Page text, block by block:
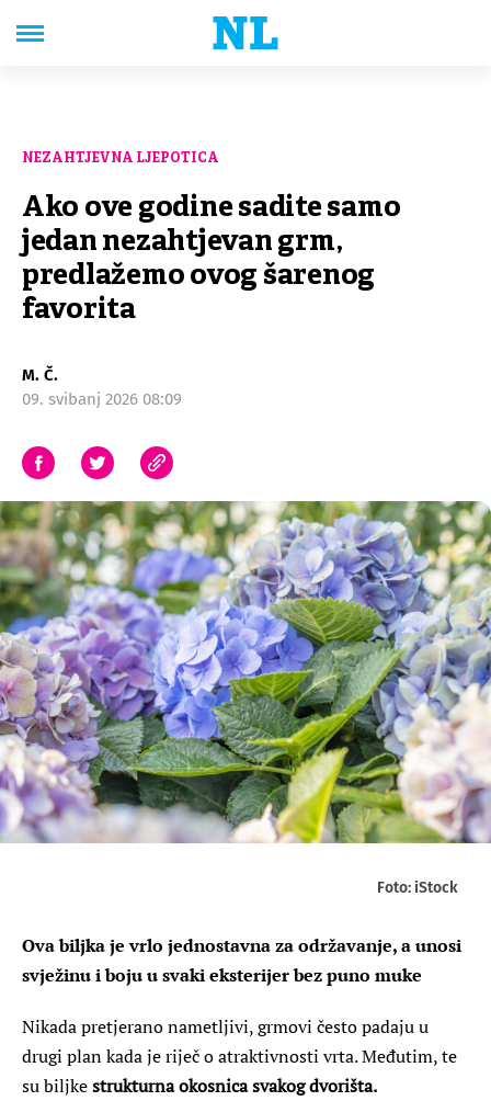
NEZAHTJEVNA LJEPOTICA
Ako ove godine sadite samo
jedan nezahtjevan grm,
predlažemo ovog šarenog
favorita
M. Č.
09. svibanj 2026 08:09
Foto: iStock
Ova biljka je vrlo jednostavna za održavanje, a unosi
svježinu i boju u svaki eksterijer bez puno muke
Nikada pretjerano nametljivi, grmovi često padaju u
drugi plan kada je riječ o atraktivnosti vrta. Međutim, te
su biljkestrukturna okosnica svakog dvorišta.